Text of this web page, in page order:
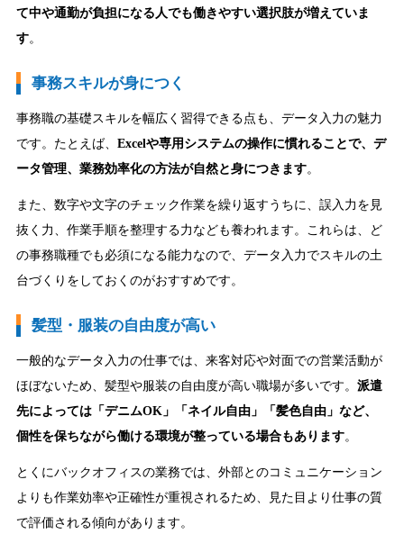
て中や通勤が負担になる人でも働きやすい選択肢が増えていま
す。
事務スキルが身につく
事務職の基礎スキルを幅広く習得できる点も、データ入力の魅力
です。たとえば、 Excelや専用システムの操作に慣れることで、デ
ータ管理、業務効率化の方法が自然と身につきます。
また、数字や文字のチェック作業を繰り返すうちに、誤入力を見
抜く力、作業手順を整理する力なども養われます。これらは、ど
の事務職種でも必須になる能力なので、データ入力でスキルの土
台づくりをしておくのがおすすめです。
髪型・服装の自由度が高い
一般的なデータ入力の仕事では、来客対応や対面での営業活動が
ほぼないため、髪型や服装の自由度が高い職場が多いです。 派遣
先によっては「デニムOK」「ネイル自由」「髪色自由」など、
個性を保ちながら働ける環境が整っている場合もあります。
とくにバックオフィスの業務では、外部とのコミュニケーション
よりも作業効率や正確性が重視されるため、見た目より仕事の質
で評価される傾向があります。